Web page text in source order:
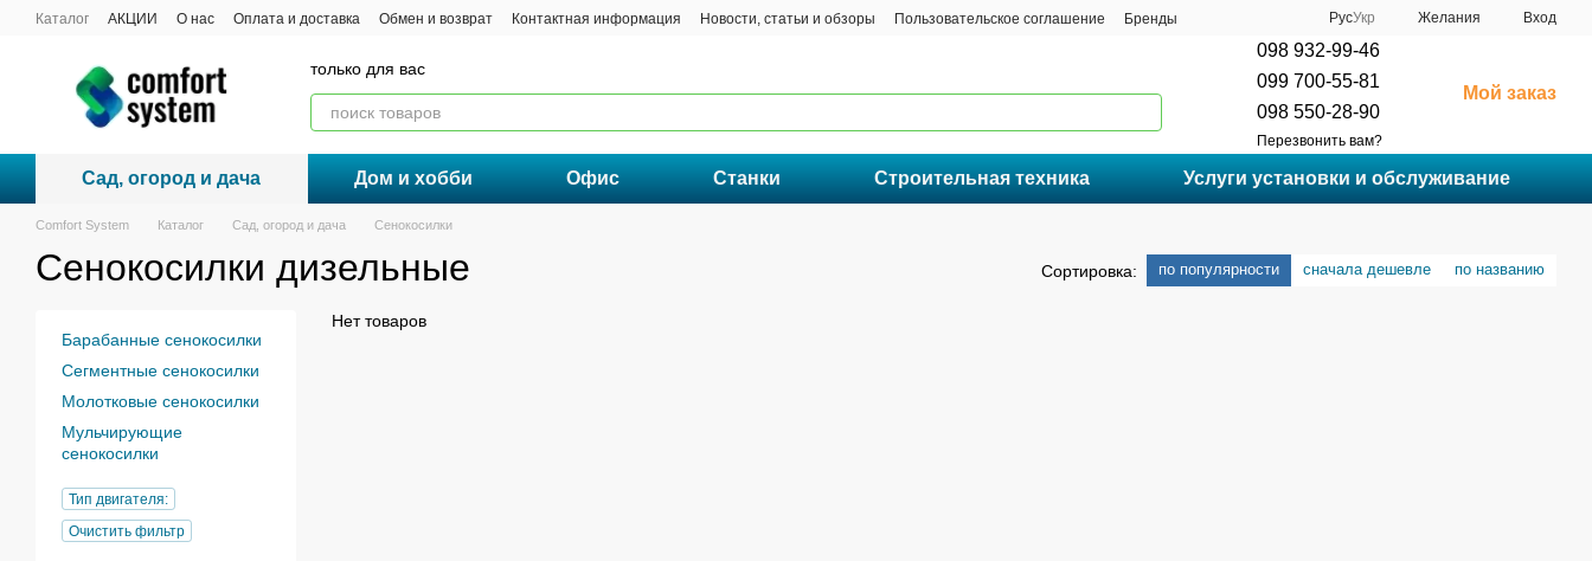
Перейти к основному контенту
Каталог АКЦИИ О нас Оплата и доставка Обмен и возврат Контактная информация Новости, статьи и обзоры Пользовательское соглашение
Бренды
РусУкр Желания Вход
только для вас
098 932-99-46
099 700-55-81
098 550-28-90
Перезвонить вам?
Мой заказ
Сад, огород и дача Дом и хобби Офис Станки Строительная техника Услуги установки и обслуживание
Comfort System Каталог Сад, огород и дача Сенокосилки
Сенокосилки дизельные Сортировка: по популярности сначала дешевле по названию
Нет товаров
Барабанные сенокосилки
Сегментные сенокосилки
Молотковые сенокосилки
Мульчирующие
сенокосилки
Тип двигателя:
Очистить фильтр